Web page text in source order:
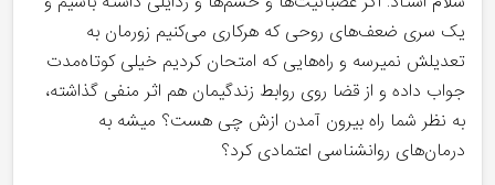
یک سری ضعف‌های روحی که هرکاری می‌کنیم زورمان به
تعدیلش نمیرسه و راه‌هایی که امتحان کردیم خیلی کوتاه‌مدت
جواب داده و از قضا روی روابط زندگیمان هم اثر منفی گذاشته،
به نظر شما راه بیرون آمدن ازش چی هست؟ میشه به
درمان‌های روانشناسی اعتمادی کرد؟